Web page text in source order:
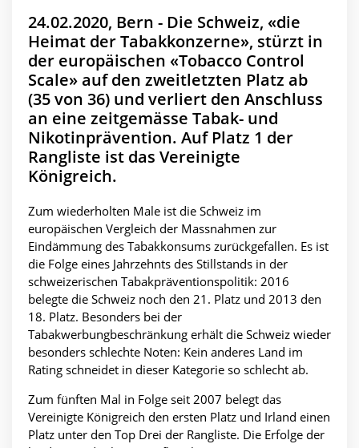
24.02.2020, Bern - Die Schweiz, «die
Heimat der Tabakkonzerne», stürzt in
der europäischen «Tobacco Control
Scale» auf den zweitletzten Platz ab
(35 von 36) und verliert den Anschluss
an eine zeitgemässe Tabak- und
Nikotinprävention. Auf Platz 1 der
Rangliste ist das Vereinigte
Königreich.
Zum wiederholten Male ist die Schweiz im
europäischen Vergleich der Massnahmen zur
Eindämmung des Tabakkonsums zurückgefallen. Es ist
die Folge eines Jahrzehnts des Stillstands in der
schweizerischen Tabakpräventionspolitik: 2016
belegte die Schweiz noch den 21. Platz und 2013 den
18. Platz. Besonders bei der
Tabakwerbungbeschränkung erhält die Schweiz wieder
besonders schlechte Noten: Kein anderes Land im
Rating schneidet in dieser Kategorie so schlecht ab.
Zum fünften Mal in Folge seit 2007 belegt das
Vereinigte Königreich den ersten Platz und Irland einen
Platz unter den Top Drei der Rangliste. Die Erfolge der